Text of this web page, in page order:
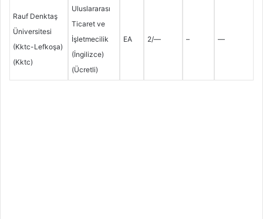
Rauf Denktaş
Üniversitesi
(Kktc-Lefkoşa)
(Kktc)
Uluslararası
Ticaret ve
İşletmecilik
(İngilizce)
(Ücretli)
EA 2/— – —